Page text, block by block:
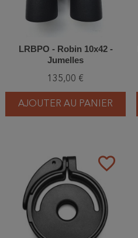
LRBPO - Robin 10x42 -
Jumelles
135,00 €
AJOUTER AU PANIER
favorite_border